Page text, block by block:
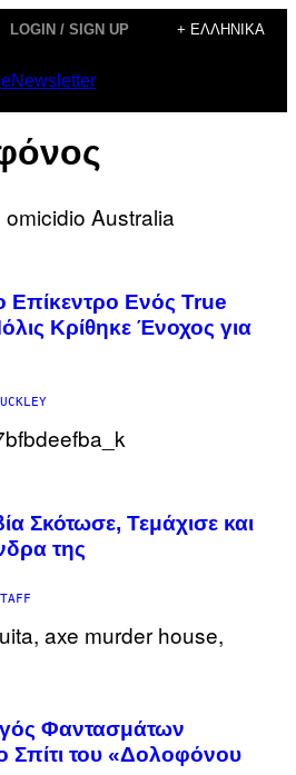
LOGIN / SIGN UP + ΕΛΛΗΝΙΚΆ
Newsletter
Ενός True
Κρίθηκε Ένοχος για
Σκότωσε, Τεμάχισε και
της
Φαντασμάτων
Σπίτι του «Δολοφόνου